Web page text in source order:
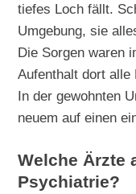
tiefes Loch fällt.
Umgebung, sie
Die Sorgen waren
Aufenthalt dort alle
In der gewohnten
neuem auf einen
Welche Ärzte
Psychiatrie?